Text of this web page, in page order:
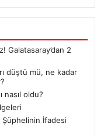
Galatasaray’dan 2
düştü mü, ne kadar
nasıl oldu?
Şüphelinin İfadesi